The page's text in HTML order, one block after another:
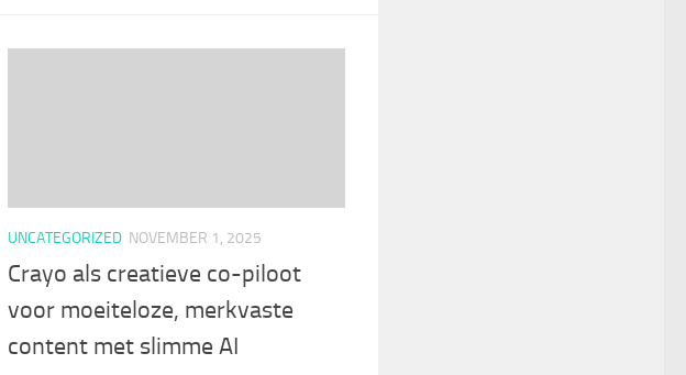
UNCATEGORIZED NOVEMBER 1, 2025
Crayo als creatieve co-piloot
voor moeiteloze, merkvaste
content met slimme AI